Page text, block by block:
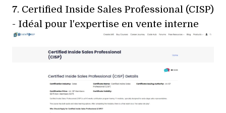
7. Certified Inside Sales Professional (CISP)
- Idéal pour l'expertise en vente interne